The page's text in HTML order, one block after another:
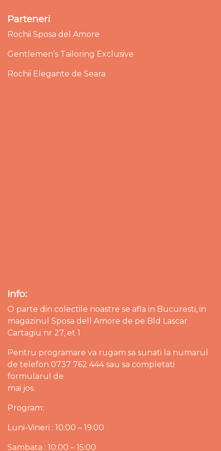
Parteneri
Rochii Sposa del Amore
Gentlemen’s Tailoring Exclusive
Rochii Elegante de Seara
Info:
O parte din colectile noastre se afla in Bucuresti, in
magazinul Sposa dell Amore de pe Bld Lascar
Cartagiu nr 27, et 1
Pentru programare va rugam sa sunati la numarul
de telefon 0737 762 444 sau sa completati
formularul de
mai jos.
Program:
Luni-Vineri : 10:00 – 19:00
Sambata : 10:00 – 15:00